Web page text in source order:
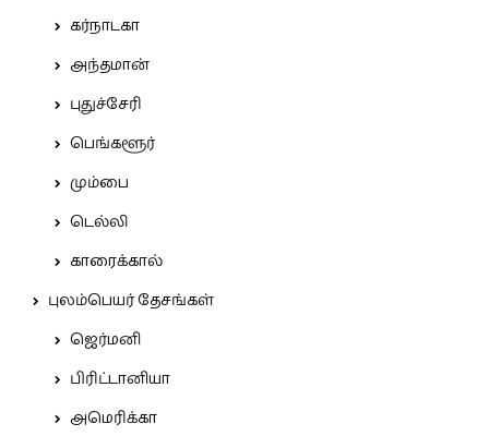
கர்நாடகா
அந்தமான்
புதுச்சேரி
பெங்களூர்
மும்பை
டெல்லி
காரைக்கால்
புலம்பெயர் தேசங்கள்
ஜெர்மனி
பிரிட்டானியா
அமெரிக்கா